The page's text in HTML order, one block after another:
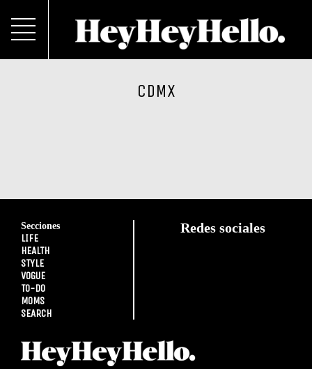
CDMX
Secciones
LIFE
HEALTH
STYLE
VOGUE
TO-DO
MOMS
SEARCH
Redes sociales